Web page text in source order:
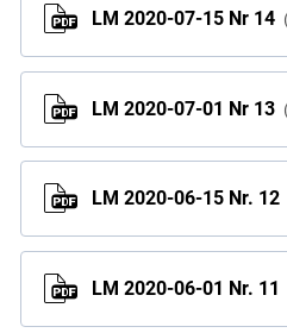
LM 2020-07-15 Nr 14
LM 2020-07-01 Nr 13
LM 2020-06-15 Nr. 12
LM 2020-06-01 Nr. 11